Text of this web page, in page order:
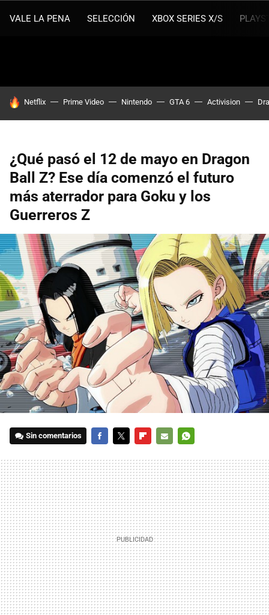
VALE LA PENA SELECCIÓN XBOX SERIES X/S
HOY SE HABLA DE
Netflix Prime Video Nintendo GTA 6 Activision
¿Qué pasó el 12 de mayo en Dragon
Ball Z? Ese día comenzó el futuro
más aterrador para Goku y los
Guerreros Z
Sin comentarios
MAIL